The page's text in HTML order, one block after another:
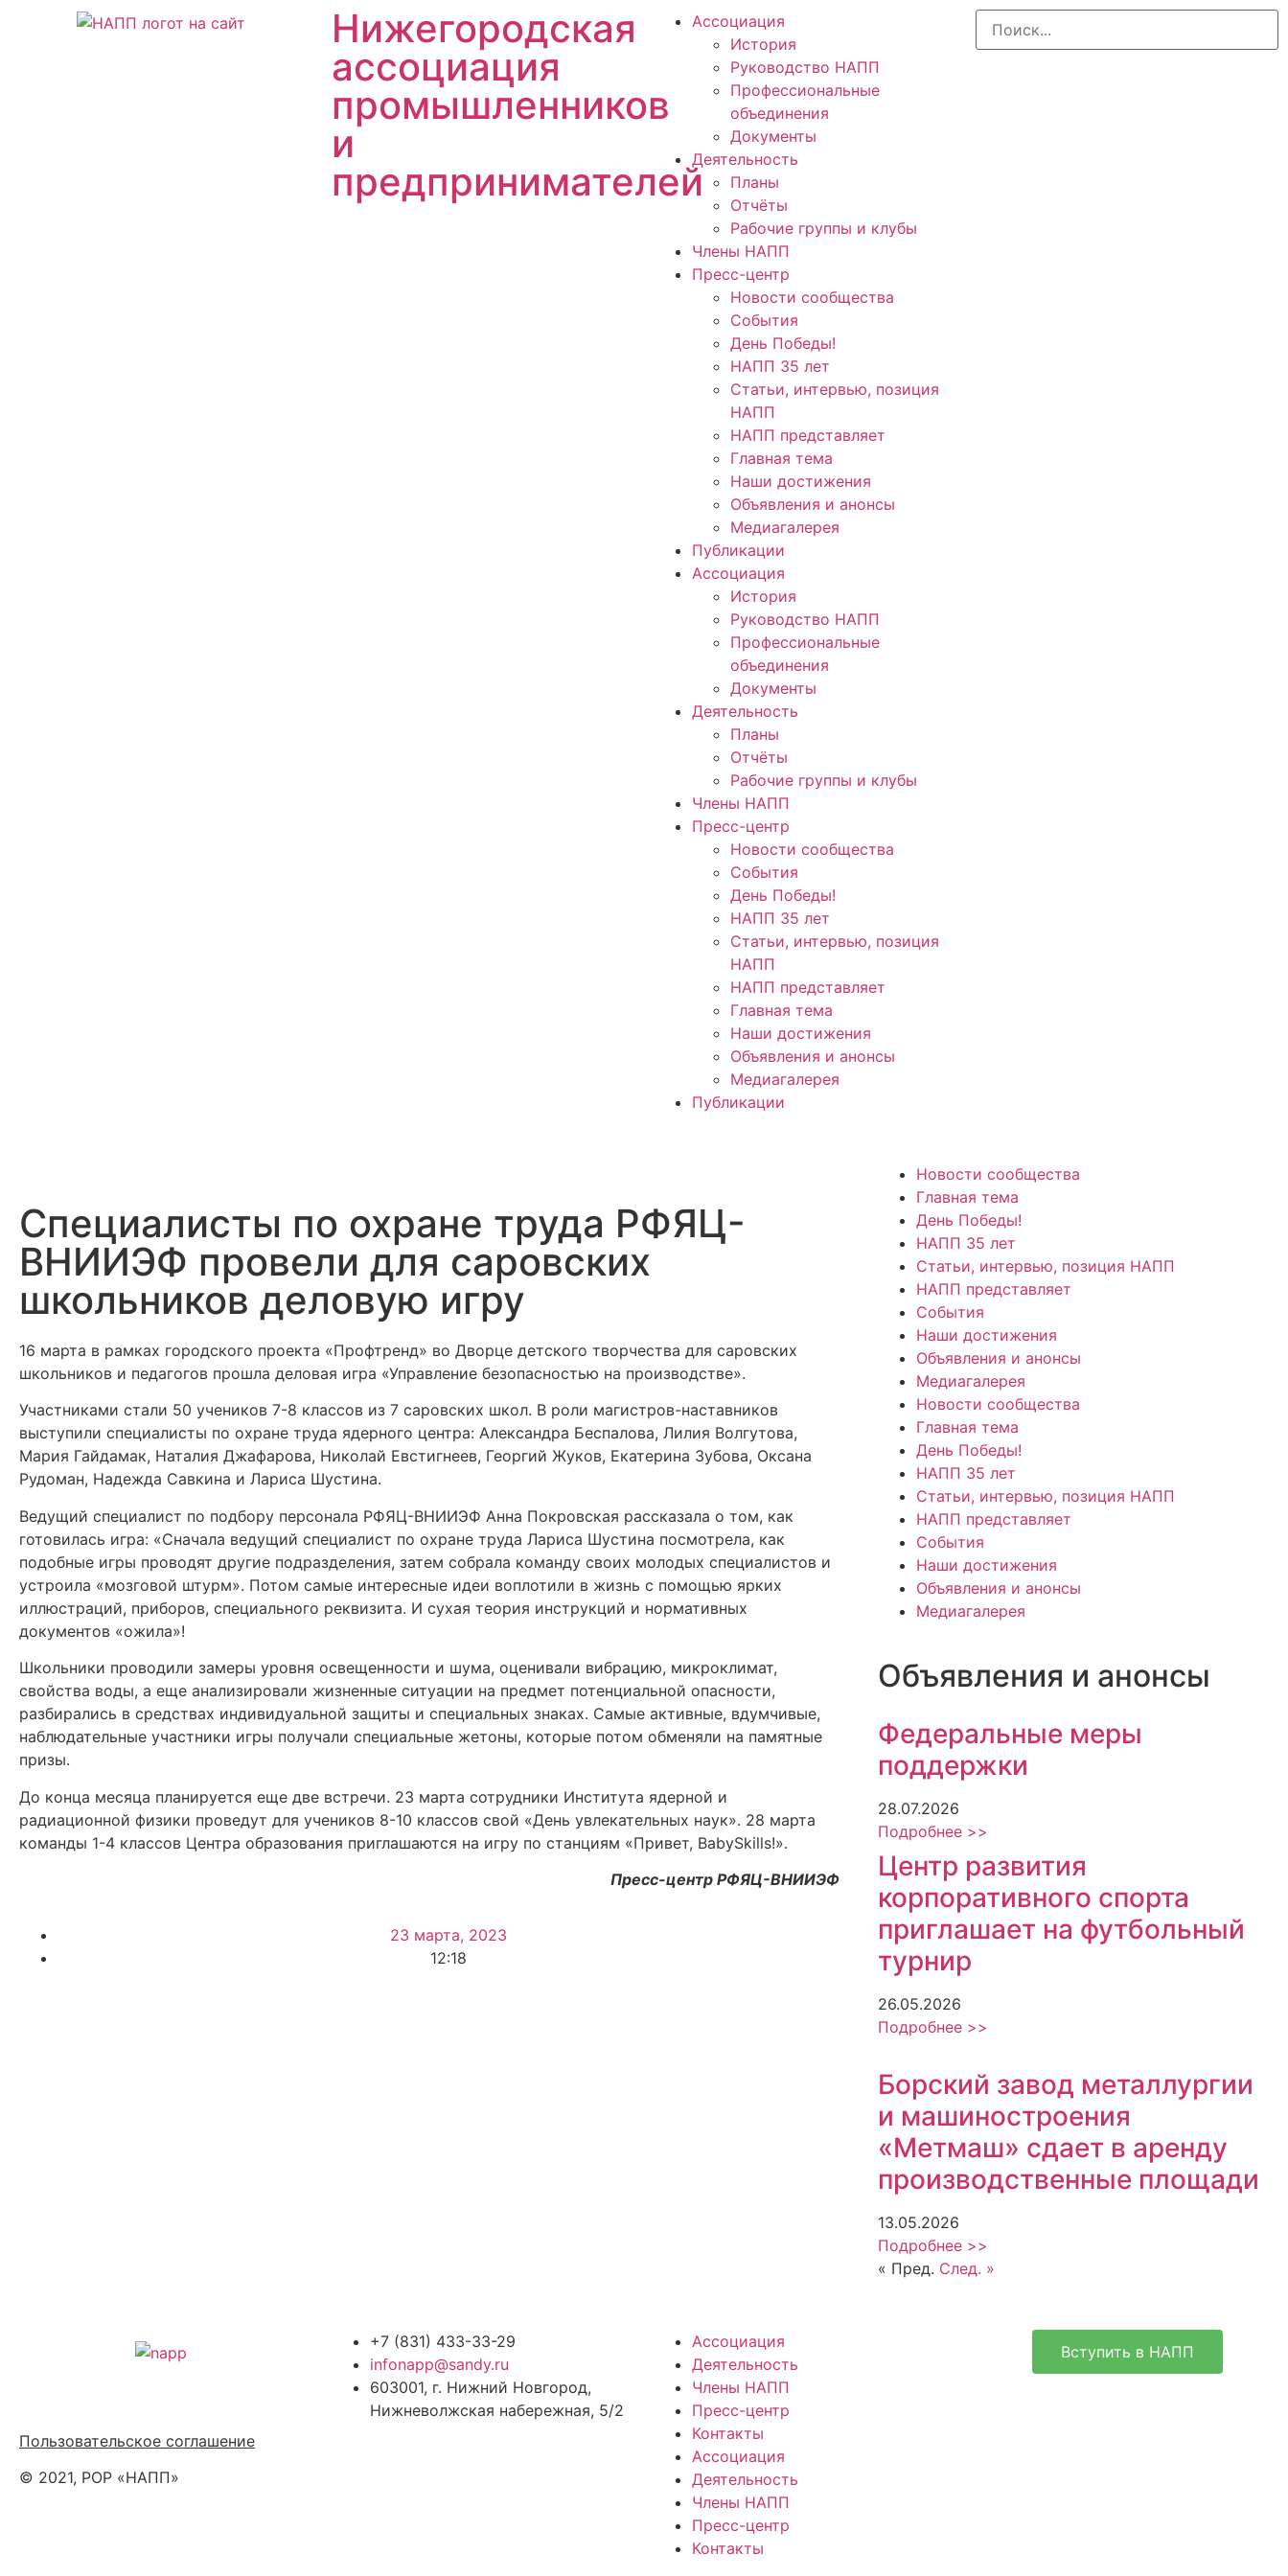
Нижегородская
ассоциация
промышленников
и
предпринимателей
Ассоциация
История
Руководство НАПП
Профессиональные
объединения
Документы
Деятельность
Планы
Отчёты
Рабочие группы и клубы
Члены НАПП
Пресс-центр
Новости сообщества
События
День Победы!
НАПП 35 лет
Статьи, интервью, позиция
НАПП
НАПП представляет
Главная тема
Наши достижения
Объявления и анонсы
Медиагалерея
Публикации
Ассоциация
История
Руководство НАПП
Профессиональные
объединения
Документы
Деятельность
Планы
Отчёты
Рабочие группы и клубы
Члены НАПП
Пресс-центр
Новости сообщества
События
День Победы!
НАПП 35 лет
Статьи, интервью, позиция
НАПП
НАПП представляет
Главная тема
Наши достижения
Объявления и анонсы
Медиагалерея
Публикации
Специалисты по охране труда РФЯЦ-
ВНИИЭФ провели для саровских
школьников деловую игру
16 марта в рамках городского проекта «Профтренд» во Дворце детского творчества для саровских
школьников и педагогов прошла деловая игра «Управление безопасностью на производстве».
Участниками стали 50 учеников 7-8 классов из 7 саровских школ. В роли магистров-наставников
выступили специалисты по охране труда ядерного центра: Александра Беспалова, Лилия Волгутова,
Мария Гайдамак, Наталия Джафарова, Николай Евстигнеев, Георгий Жуков, Екатерина Зубова, Оксана
Рудоман, Надежда Савкина и Лариса Шустина.
Ведущий специалист по подбору персонала РФЯЦ-ВНИИЭФ Анна Покровская рассказала о том, как
готовилась игра: «Сначала ведущий специалист по охране труда Лариса Шустина посмотрела, как
подобные игры проводят другие подразделения, затем собрала команду своих молодых специалистов и
устроила «мозговой штурм». Потом самые интересные идеи воплотили в жизнь с помощью ярких
иллюстраций, приборов, специального реквизита. И сухая теория инструкций и нормативных
документов «ожила»!
Школьники проводили замеры уровня освещенности и шума, оценивали вибрацию, микроклимат,
свойства воды, а еще анализировали жизненные ситуации на предмет потенциальной опасности,
разбирались в средствах индивидуальной защиты и специальных знаках. Самые активные, вдумчивые,
наблюдательные участники игры получали специальные жетоны, которые потом обменяли на памятные
призы.
До конца месяца планируется еще две встречи. 23 марта сотрудники Института ядерной и
радиационной физики проведут для учеников 8-10 классов свой «День увлекательных наук». 28 марта
команды 1-4 классов Центра образования приглашаются на игру по станциям «Привет, BabySkills!».
Пресс-центр РФЯЦ-ВНИИЭФ
23 марта, 2023
12:18
Новости сообщества
Главная тема
День Победы!
НАПП 35 лет
Статьи, интервью, позиция НАПП
НАПП представляет
События
Наши достижения
Объявления и анонсы
Медиагалерея
Новости сообщества
Главная тема
День Победы!
НАПП 35 лет
Статьи, интервью, позиция НАПП
НАПП представляет
События
Наши достижения
Объявления и анонсы
Медиагалерея
Объявления и анонсы
Федеральные меры
поддержки
28.07.2026
Подробнее >>
Центр развития
корпоративного спорта
приглашает на футбольный
турнир
26.05.2026
Подробнее >>
Борский завод металлургии
и машиностроения
«Метмаш» сдает в аренду
производственные площади
13.05.2026
Подробнее >>
« Пред. След. »
Пользовательское соглашение
© 2021, РОР «НАПП»
+7 (831) 433-33-29
infonapp@sandy.ru
603001, г. Нижний Новгород,
Нижневолжская набережная, 5/2
Ассоциация
Деятельность
Члены НАПП
Пресс-центр
Контакты
Ассоциация
Деятельность
Члены НАПП
Пресс-центр
Контакты
Вступить в НАПП